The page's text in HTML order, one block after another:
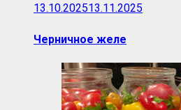
13.10.202513.11.2025
Черничное желе